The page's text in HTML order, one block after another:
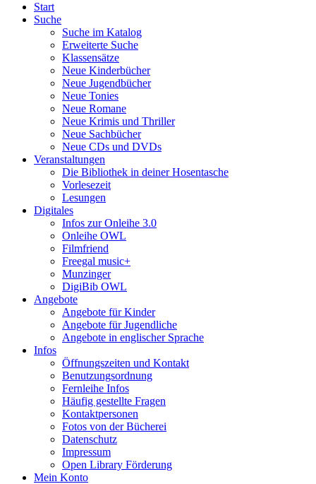
Start
Suche
Suche im Katalog
Erweiterte Suche
Klassensätze
Neue Kinderbücher
Neue Jugendbücher
Neue Tonies
Neue Romane
Neue Krimis und Thriller
Neue Sachbücher
Neue CDs und DVDs
Veranstaltungen
Die Bibliothek in deiner Hosentasche
Vorlesezeit
Lesungen
Digitales
Infos zur Onleihe 3.0
Onleihe OWL
Filmfriend
Freegal music+
Munzinger
DigiBib OWL
Angebote
Angebote für Kinder
Angebote für Jugendliche
Angebote in englischer Sprache
Infos
Öffnungszeiten und Kontakt
Benutzungsordnung
Fernleihe Infos
Häufig gestellte Fragen
Kontaktpersonen
Fotos von der Bücherei
Datenschutz
Impressum
Open Library Förderung
Mein Konto